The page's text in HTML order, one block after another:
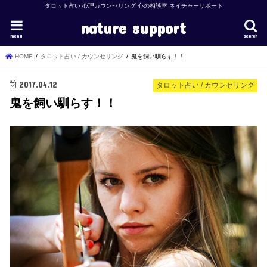
タロット占い 心理カウンセリング 心の相談室 ネイチャーサポート
nature support search
menu
HOME タロット占い / カウンセリング 鬼を飼い馴らす！！
タロット占い / カウンセリング
2017.04.12
鬼を飼い馴らす！！